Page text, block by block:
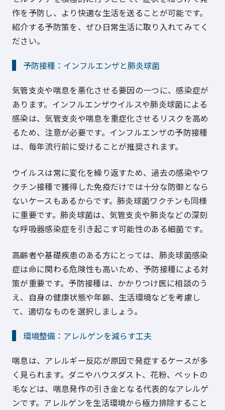
作を予防し、より快適な生活を送ることが可能です。
紹介する予防策を、ぜひ日常生活に取り入れてみてく
ださい。
予防接種：インフルエンザと肺炎球菌
気管支炎や喘息を悪化させる要因の一つに、感染症が
あります。インフルエンザウイルスや肺炎球菌による
感染は、気管支炎や喘息を重症化させるリスクを高め
るため、注意が必要です。インフルエンザの予防接種
は、毎年流行前に受けることが推奨されます。
ウイルスは常に変化を繰り返すため、過去の感染やワ
クチン接種で獲得した免疫だけでは十分な防御となら
ないケースもあるからです。肺炎球菌ワクチンも同様
に重要です。肺炎球菌は、気管支炎や肺炎などの深刻
な呼吸器感染症を引き起こす可能性のある細菌です。
高齢者や基礎疾患のある方にとっては、肺炎球菌感染
症は命に関わる危険性も高いため、予防接種による対
策が重要です。予防接種は、かかりつけ医に相談のう
え、自身の健康状態や年齢、生活環境などを考慮し
て、適切なものを選択しましょう。
環境整備：アレルゲンを減らす工夫
喘息は、アレルギー反応が原因で発症するケースが多
く見られます。ダニやハウスダスト、花粉、ペットの
毛などは、喘息発作の引き金となる代表的なアレルゲ
ンです。アレルゲンを生活環境から極力排除すること